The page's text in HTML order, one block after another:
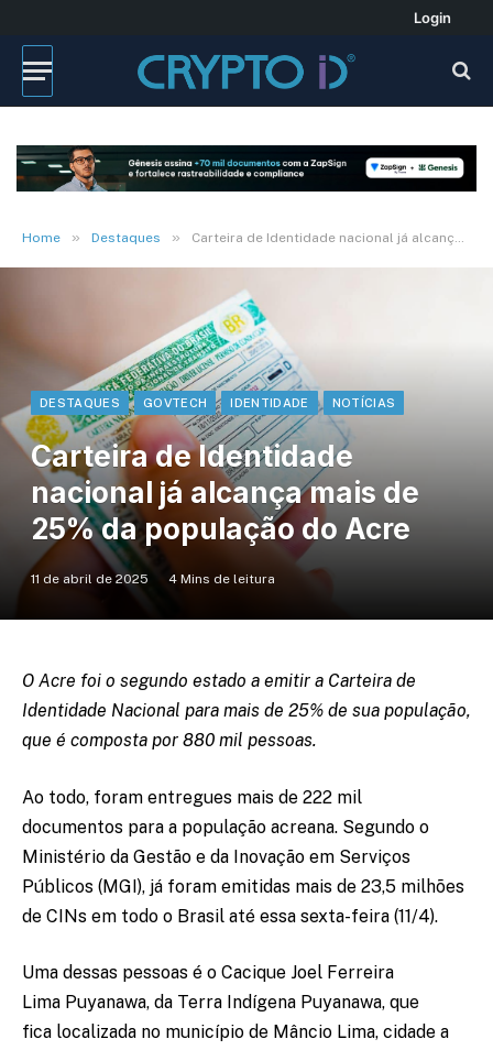
Login
Home » Destaques » Carteira de Identidade nacional já alcança mais de 25% da população do Acre
DESTAQUES GOVTECH IDENTIDADE NOTÍCIAS
Carteira de Identidade
nacional já alcança mais de
25% da população do Acre
11 de abril de 2025 4 Mins de leitura
O Acre foi o segundo estado a emitir a Carteira de
Identidade Nacional para mais de 25% de sua população,
que é composta por 880 mil pessoas.
Ao todo, foram entregues mais de 222 mil
documentos para a população acreana. Segundo o
Ministério da Gestão e da Inovação em Serviços
Públicos (MGI), já foram emitidas mais de 23,5 milhões
de CINs em todo o Brasil até essa sexta-feira (11/4).
Uma dessas pessoas é o Cacique Joel Ferreira
Lima Puyanawa, da Terra Indígena Puyanawa, que
fica localizada no município de Mâncio Lima, cidade a